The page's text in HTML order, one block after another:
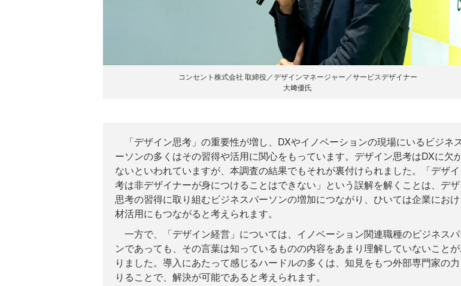
コンセント株式会社 取締役／デザインマネージャー／サービスデザイナー
大﨑優氏
「デザイン思考」の重要性が増し、DXやイノベーションの現場にいるビジネ
ーソンの多くはその習得や活用に関心をもっています。デザイン思考はDXに欠
ないといわれていますが、本調査の結果でもそれが裏付けられました。「デザ
考は非デザイナーが身につけることはできない」という誤解を解くことは、デ
思考の習得に取り組むビジネスパーソンの増加につながり、ひいては企業にお
材活用にもつながると考えられます。
一方で、「デザイン経営」については、イノベーション関連職種のビジネス
ンであっても、その言葉は知っているものの内容をあまり理解していないこと
りました。導入にあたって感じるハードルの多くは、知見をもつ外部専門家の
りることで、解決が可能であると考えられます。